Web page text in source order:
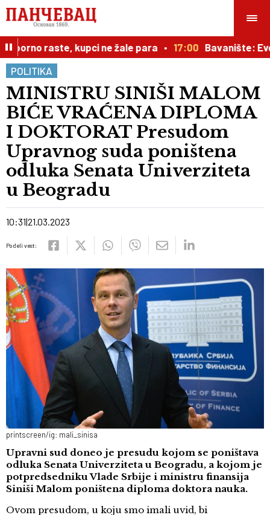
raste, kupci ne žale para 17:00 Bavanište: Evo
POLITIKA
MINISTRU SINIŠI MALOM
BIĆE VRAĆENA DIPLOMA
I DOKTORAT Presudom
Upravnog suda poništena
odluka Senata Univerziteta
u Beogradu
10:31 21.03.2023
Podeli vest:
printscreen/ig: mali_sinisa
Upravni sud doneo je presudu kojom se poništava
odluka Senata Univerziteta u Beogradu, a kojom je
potpredsedniku Vlade Srbije i ministru finansija
Siniši Malom poništena diploma doktora nauka.
Ovom presudom, u koju smo imali uvid, bi